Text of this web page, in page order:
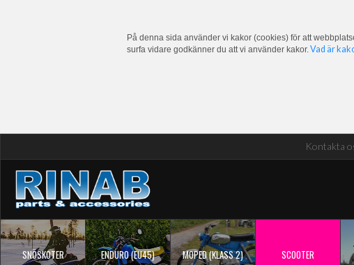
På denna sida använder vi kakor (cookies) för att
surfa vidare godkänner du att vi använder kakor.Vad är
Kontakta
SNÖSKOTER ENDURO (EU45) MOPED (KLASS 2) SCOOTER